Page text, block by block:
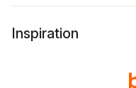
Inspiration